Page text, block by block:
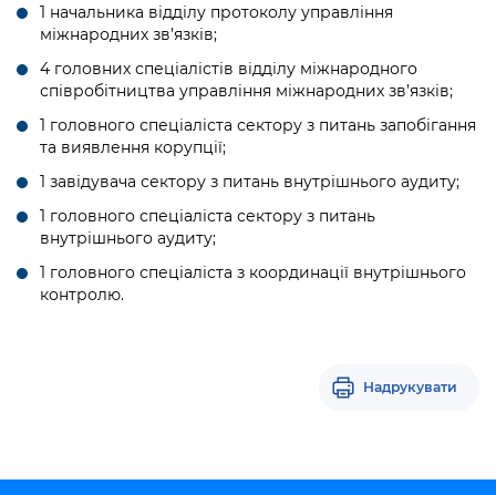
1 начальника відділу протоколу управління
міжнародних зв’язків;
4 головних спеціалістів відділу міжнародного
співробітництва управління міжнародних зв’язків;
1 головного спеціаліста сектору з питань запобігання
та виявлення корупції;
1 завідувача сектору з питань внутрішнього аудиту;
1 головного спеціаліста сектору з питань
внутрішнього аудиту;
1 головного спеціаліста з координації внутрішнього
контролю.
Надрукувати